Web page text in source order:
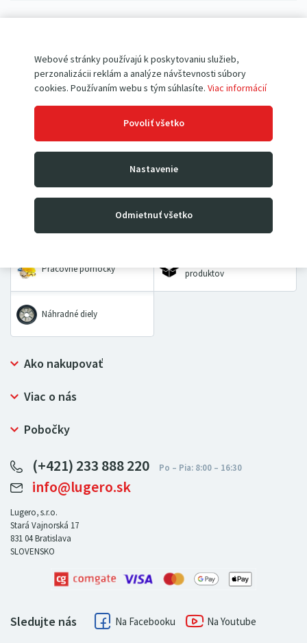
Webové stránky používajú k poskytovaniu služieb,
perzonalizácii reklám a analýze návštevnosti súbory
cookies. Používaním webu s tým súhlasíte. Viac informácií
Povoliť všetko
Nastavenie
Odmietnuť všetko
Paletové vozíky Vysokozdvižné vozíky
Prepravné a dvojkolesové Priemyselné vážiace
Pracovné pomôcky produktov
Náhradné diely
Ako nakupovať
Prečo nakupovať u LUGERO
Ochrana osobných údajov
Viac o nás
Bezpečný nákup
Certifikát NATUR-PACK
Pre predajcov
Pobočky
LUGERO Nemecko
LUGERO Česká republika
LUGERO Maďarsko
LUGERO Rakousko
(+421) 233 888 220
info@lugero.sk
Lugero, s.r.o.
Stará Vajnorská 17
831 04Bratislava
SLOVENSKO
Sledujte nás Facebook Youtube